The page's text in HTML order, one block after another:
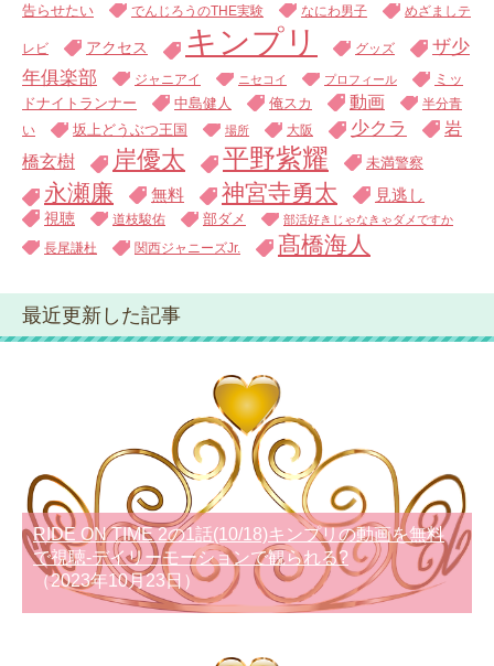
告らせたい
でんじろうのTHE実験 なにわ男子 めざましテ
レビ アクセス キンプリ グッズ
ザ少
年俱楽部
ジャニアイ ニセコイ プロフィール
ミッ
ドナイトランナー
中島健人 俺スカ 動画
半分青
い
坂上どうぶつ王国 場所 大阪 少クラ
岩
橋玄樹
岸優太 平野紫耀 未満警察
永瀬廉 無料 神宮寺勇太
見逃し
視聴
道枝駿佑 部ダメ 部活好きじゃなきゃダメですか
長尾謙杜 関西ジャニーズJr. 髙橋海人
最近更新した記事
RIDE ON TIME 2の1話(10/18)キンプリの動画を無料
で視聴-デイリーモーションで観られる?
（2023年10月23日）